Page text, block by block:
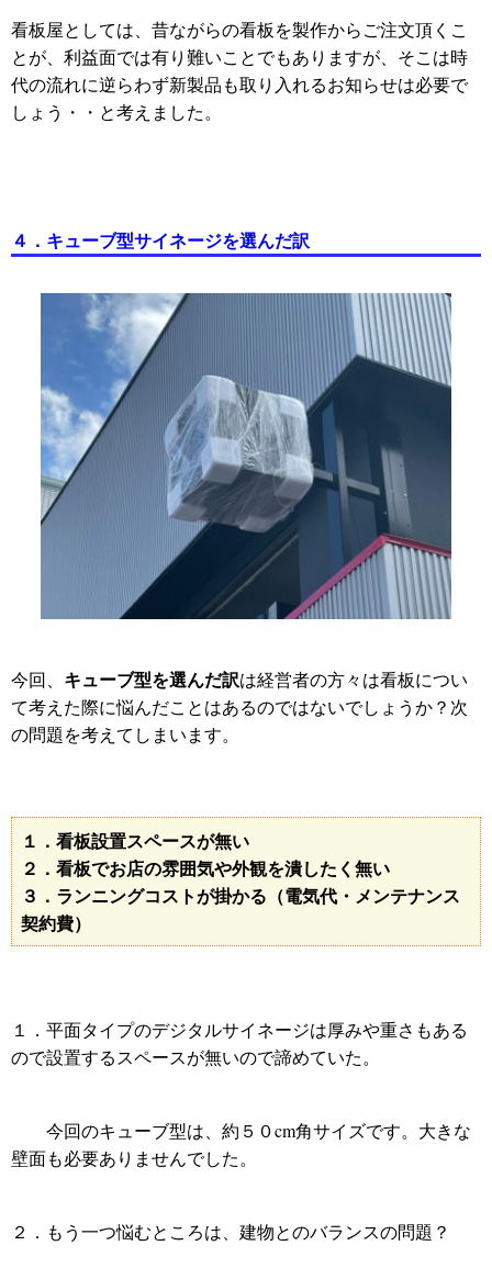
看板屋としては、昔ながらの看板を製作からご注文頂くこ
とが、利益面では有り難いことでもありますが、そこは時
代の流れに逆らわず新製品も取り入れるお知らせは必要で
しょう・・と考えました。
４．キューブ型サイネージを選んだ訳
今回、 キューブ型を選んだ訳は経営者の方々は看板につい
て考えた際に悩んだことはあるのではないでしょうか？次
の問題を考えてしまいます。
１．看板設置スペースが無い
２．看板でお店の雰囲気や外観を潰したく無い
３．ランニングコストが掛かる（電気代・メンテナンス
契約費）
１．平面タイプのデジタルサイネージは厚みや重さもある
ので設置するスペースが無いので諦めていた。
今回のキューブ型は、約５０cm角サイズです。大きな
壁面も必要ありませんでした。
２．もう一つ悩むところは、建物とのバランスの問題？